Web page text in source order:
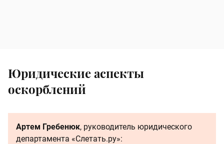
Юридические аспекты
оскорблений
Артем Гребенюк, руководитель юридического
департамента «Слетать.ру»: